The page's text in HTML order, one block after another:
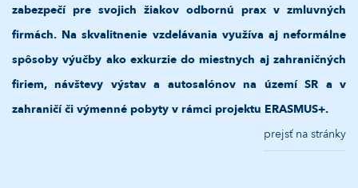
zabezpečí pre svojich žiakov odbornú prax v zmluvných
firmách. Na skvalitnenie vzdelávania využíva aj neformálne
spôsoby výučby ako exkurzie do miestnych aj zahraničných
firiem, návštevy výstav a autosalónov na území SR a v
zahraničí či výmenné pobyty v rámci projektu ERASMUS+.
prejsť na stránky